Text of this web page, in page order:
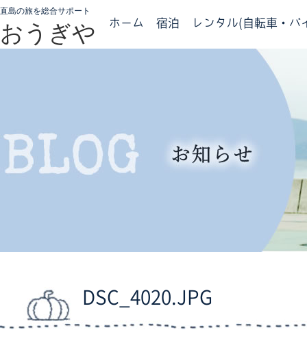
直島の旅を総合サポート
おうぎや ホーム 宿泊 レンタル(自転車・バ
DSC_4020.JPG